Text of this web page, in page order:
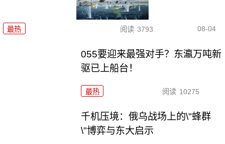
最热 阅读 3793 08-04
055要迎来最强对手？东瀛万吨新
驱已上船台！
最热 阅读 10275
千机压境：俄乌战场上的\"蜂群
\"博弈与东大启示